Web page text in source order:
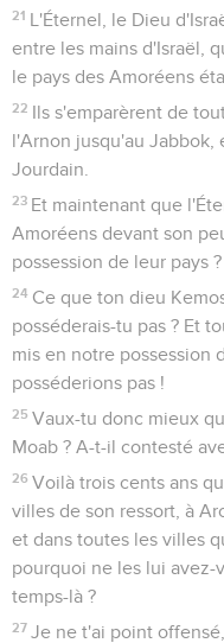
21 L'Éternel, le Dieu
entre les mains d'Israël,
le pays des Amoréens
22 Ils s'emparèrent de
l'Arnon jusqu'au Jabbok,
Jourdain.
23 Et maintenant que
Amoréens devant son
possession de leur pays ?
24 Ce que ton dieu
posséderais-tu pas ? Et
mis en notre possession
posséderions pas !
25 Vaux-tu donc mieux
Moab ? A-t-il contesté
26 Voilà trois cents ans
villes de son ressort, à
et dans toutes les villes
pourquoi ne les lui avez-
temps-là ?
27 Je ne t'ai point